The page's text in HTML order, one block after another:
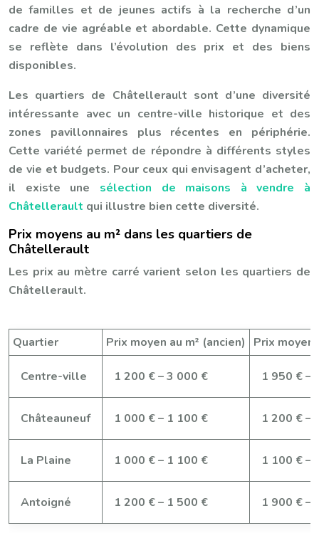
de familles et de jeunes actifs à la recherche d’un
cadre de vie agréable et abordable. Cette dynamique
se reflète dans l’évolution des prix et des biens
disponibles.
Les quartiers de Châtellerault sont d’une diversité
intéressante avec un centre-ville historique et des
zones pavillonnaires plus récentes en périphérie.
Cette variété permet de répondre à différents styles
de vie et budgets. Pour ceux qui envisagent d’acheter,
il existe une sélection de maisons à vendre à
Châtellerault qui illustre bien cette diversité.
Prix moyens au m² dans les quartiers de
Châtellerault
Les prix au mètre carré varient selon les quartiers de
Châtellerault.
Quartier Prix moyen au m² (ancien) Prix moyen
Centre-ville 1 200 € – 3 000 € 1 950 € –
Châteauneuf 1 000 € – 1 100 € 1 200 € –
La Plaine 1 000 € – 1 100 € 1 100 € –
Antoigné 1 200 € – 1 500 € 1 900 € –